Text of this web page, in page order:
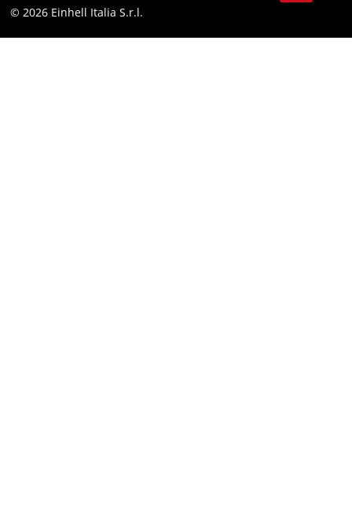
Comformità
Linkedin
© 2026 Einhell Italia S.r.l.